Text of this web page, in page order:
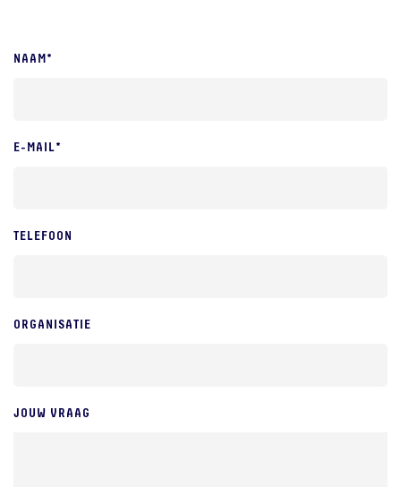
NAAM*
E-MAIL*
TELEFOON
ORGANISATIE
JOUW VRAAG